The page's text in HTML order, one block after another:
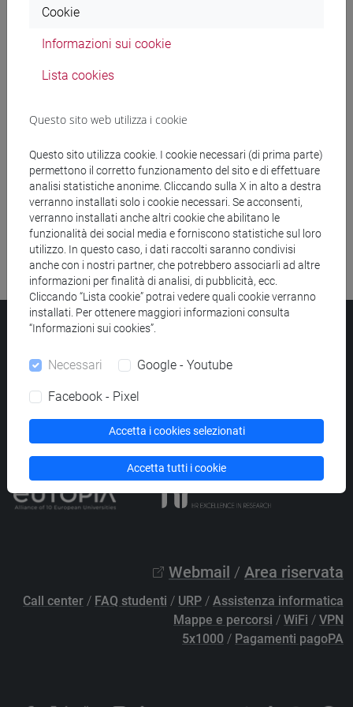
Ricerca insegnamenti
Ricerca pubblicazioni
Ricerca risorse bibliografiche
Università Ca’ Foscari
PECprotocollo@pec.unive.it
Privacy/Cookies/Credits e note legali
Elenco siti tematici
Webmail / Area riservata
Call center / FAQ studenti / URP / Assistenza informatica
Mappe e percorsi / WiFi / VPN
5x1000 / Pagamenti pagoPA
Cookie
Informazioni sui cookie
Lista cookies
Questo sito web utilizza i cookie
Questo sito utilizza cookie. I cookie necessari (di prima parte)
permettono il corretto funzionamento del sito e di effettuare
analisi statistiche anonime. Cliccando sulla X in alto a destra
verranno installati solo i cookie necessari. Se acconsenti,
verranno installati anche altri cookie che abilitano le
funzionalità dei social media e forniscono statistiche sul loro
utilizzo. In questo caso, i dati raccolti saranno condivisi
anche con i nostri partner, che potrebbero associarli ad altre
informazioni per finalità di analisi, di pubblicità, ecc.
Cliccando “Lista cookie” potrai vedere quali cookie verranno
installati. Per ottenere maggiori informazioni consulta
“Informazioni sui cookies”.
Necessari Google - Youtube
Facebook - Pixel
Accetta i cookies selezionati
Accetta tutti i cookie